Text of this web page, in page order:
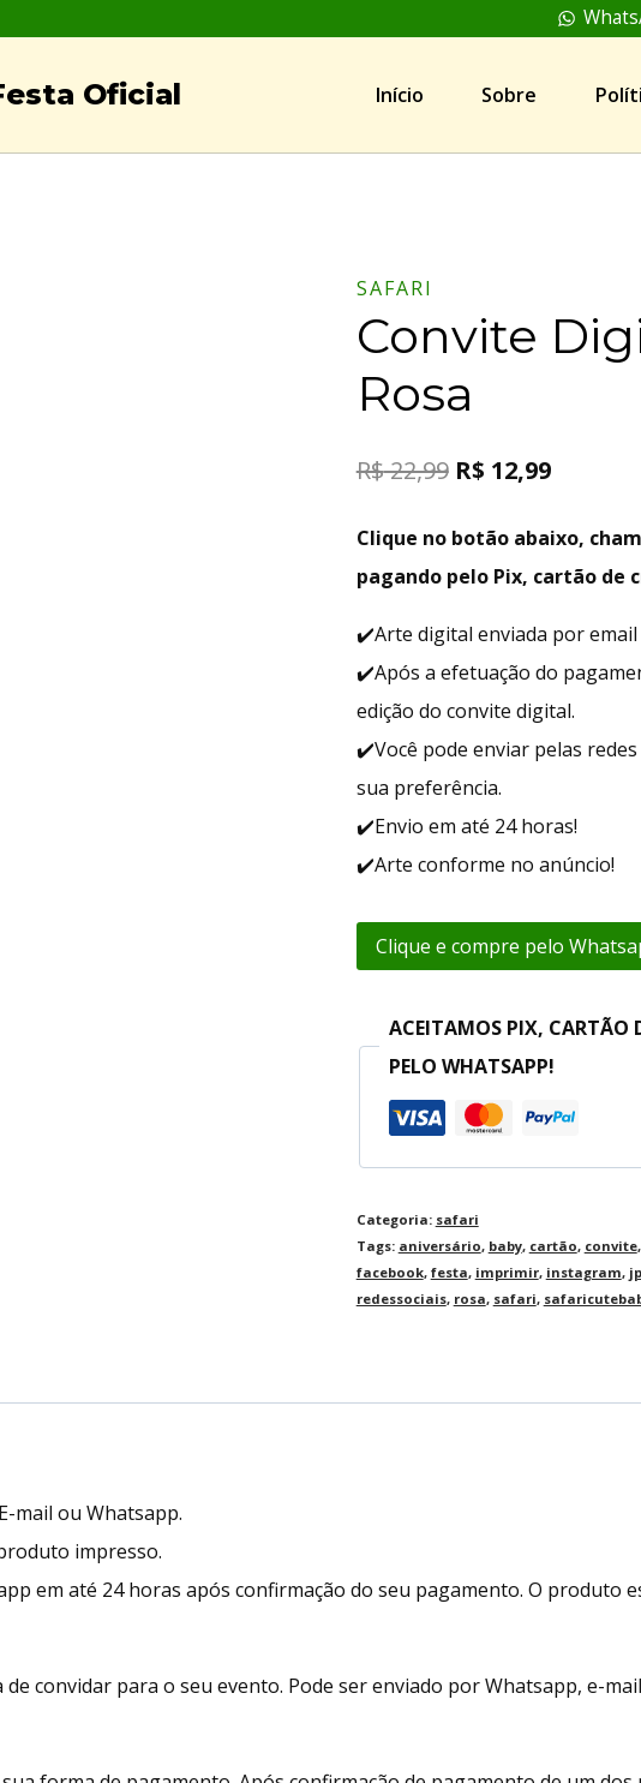
Oficial Início Sobre
SAFARI
Convite
Rosa
R$22,99 R$ 12,99
Clique no botão abaixo,
pagando pelo Pix, cartão de
✔️Arte digital enviada por
✔️Após a efetuação do
edição do convite digital.
✔️Você pode enviar pelas
sua preferência.
✔️Envio em até 24 horas!
✔️Arte conforme no anúncio!
Clique e compre pelo
ACEITAMOS PIX, CARTÃO
PELO WHATSAPP!
Categoria: safari
Tags: aniversário, baby, cartão, convite,
facebook, festa, imprimir, instagram,
redessociais, rosa, safari,
mail ou Whatsapp.
impresso.
em até 24 horas após confirmação do seu pagamento. O produto
convidar para o seu evento. Pode ser enviado por Whatsapp, e-